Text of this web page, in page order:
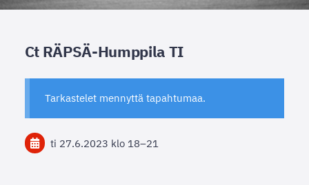
Ct RÄPSÄ-Humppila TI
Tarkastelet mennyttä tapahtumaa.
ti 27.6.2023 klo 18–21